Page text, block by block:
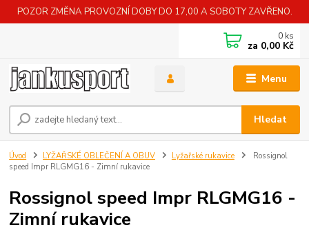
POZOR ZMĚNA PROVOZNÍ DOBY DO 17,00 A SOBOTY ZAVŘENO.
Menu
Hledat
0 ks
za 0,00 Kč
Úvod LYŽAŘSKÉ OBLEČENÍ A OBUV Lyžařské rukavice
Rossignol
speed Impr RLGMG16 - Zimní rukavice
Rossignol speed Impr RLGMG16 -
Zimní rukavice